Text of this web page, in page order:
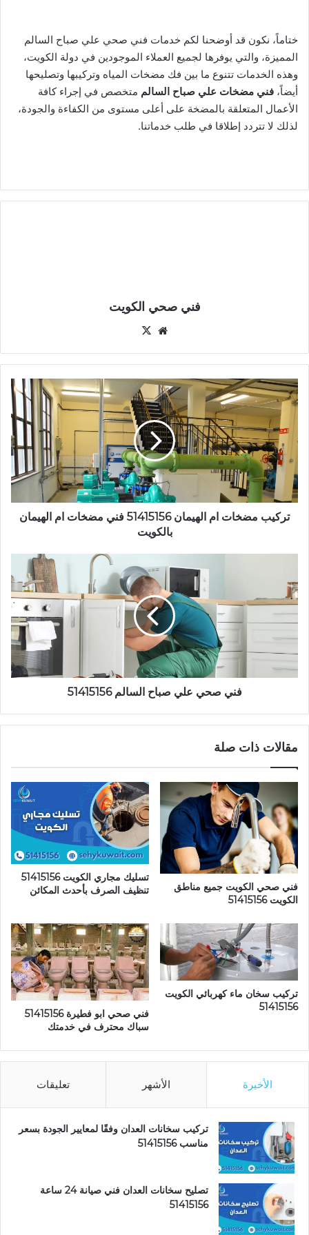
ختاماً، نكون قد أوضحنا لكم خدمات فني صحي علي صباح السالم
المميزة، والتي يوفرها لجميع العملاء الموجودين في دولة الكويت،
وهذه الخدمات تتنوع ما بين فك مضخات المياه وتركيبها وتصليحها
أيضاً، فني مضخات علي صباح السالم متخصص في إجراء كافة
الأعمال المتعلقة بالمضخة على أعلى مستوى من الكفاءة والجودة،
لذلك لا تتردد إطلاقا في طلب خدماتنا.
فني صحي الكويت
موقع
تركيب
مضخات
الهيمان
51415156
فني
مضخات
ام
الهيمان
بالكويت
تركيب مضخات ام الهيمان 51415156 فني مضخات ام الهيمان
بالكويت
علي
صباح
السالم
فني صحي علي صباح السالم 51415156
مقالات ذات صلة
فني صحي الكويت جميع مناطق
الكويت 51415156
تسليك مجاري الكويت 51415156
تنظيف الصرف بأحدث المكائن
تركيب سخان ماء كهربائي الكويت
51415156
فني صحي ابو فطيرة 51415156
سباك محترف في خدمتك
الأخيرة الأشهر تعليقات
تركيب سخانات العدان وفقًا لمعايير الجودة بسعر
مناسب 51415156
تصليح سخانات العدان فني صيانة 24 ساعة
51415156